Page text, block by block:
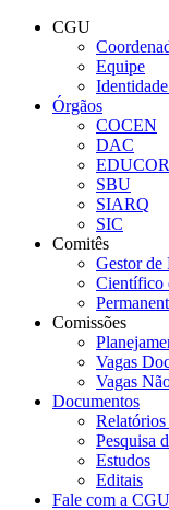
Conteúdo principal
CGU
Equipe
Órgãos
COCEN
DAC
SBU
SIARQ
SIC
Comitês
Gestor de
Científico
Comissões
Vagas
Vagas
Documentos
Relatórios
Pesquisa
Estudos
Editais
Fale com a CGU